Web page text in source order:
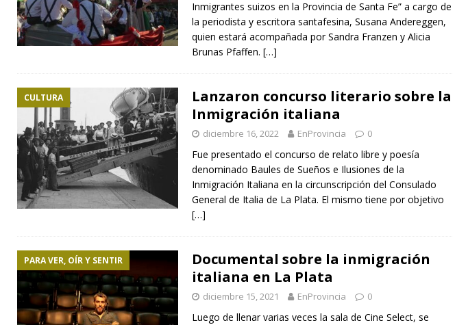
Inmigrantes suizos en la Provincia de Santa Fe” a cargo de
la periodista y escritora santafesina, Susana Andereggen,
quien estará acompañada por Sandra Franzen y Alicia
Brunas Pfaffen. […]
CULTURA
Lanzaron concurso literario sobre la
Inmigración italiana
diciembre 16, 2022 EnProvincia 0
Fue presentado el concurso de relato libre y poesía
denominado Baules de Sueños e Ilusiones de la
Inmigración Italiana en la circunscripción del Consulado
General de Italia de La Plata. El mismo tiene por objetivo
[…]
PARA VER, OÍR Y SENTIR
Documental sobre la inmigración
italiana en La Plata
diciembre 15, 2021 EnProvincia 0
Luego de llenar varias veces la sala de Cine Select, se